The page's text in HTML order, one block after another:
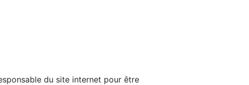
du site internet pour être